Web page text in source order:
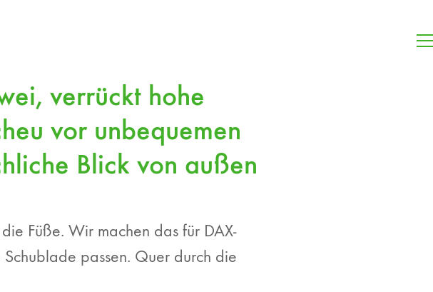
verrückt hohe
vor unbequemen
Blick von außen
Füße. Wir machen das für DAX-
passen. Quer durch die